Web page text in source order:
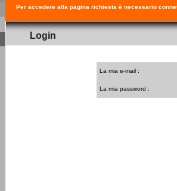
Per accedere alla pagina richiesta è necessario
Login
La mia e-mail :
La mia password :